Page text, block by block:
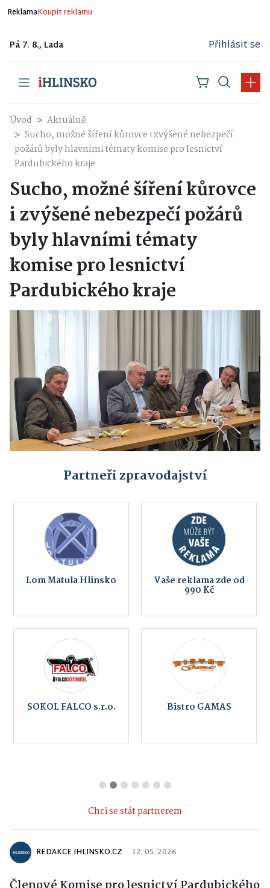
ReklamaKoupit reklamu
Pá 7. 8., Lada Přihlásit se
Úvod
Aktuálně
Sucho, možné šíření kůrovce i zvýšené nebezpečí
požárů byly hlavními tématy komise pro lesnictví
Pardubického kraje
Sucho, možné šíření kůrovce
i zvýšené nebezpečí požárů
byly hlavními tématy
komise pro lesnictví
Pardubického kraje
Partneři zpravodajství
Lom Matula Hlinsko Vaše reklama zde od
990 Kč
SOKOL FALCO s.r.o. Bistro GAMAS
Chci se stát partnerem
REDAKCE IHLINSKO.CZ 12. 05. 2026